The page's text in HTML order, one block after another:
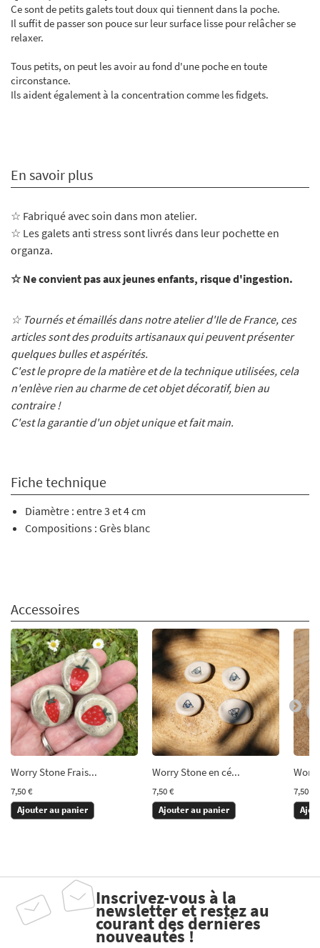
Ce sont de petits galets tout doux qui tiennent dans la poche.
Il suffit de passer son pouce sur leur surface lisse pour relâcher se
relaxer.
Tous petits, on peut les avoir au fond d'une poche en toute
circonstance.
Ils aident également à la concentration comme les fidgets.
En savoir plus
☆ Fabriqué avec soin dans mon atelier.
☆ Les galets anti stress sont livrés dans leur pochette en
organza.
☆ Ne convient pas aux jeunes enfants, risque d'ingestion.
☆ Tournés et émaillés dans notre atelier d'Ile de France, ces
articles sont des produits artisanaux qui peuvent présenter
quelques bulles et aspérités.
C'est le propre de la matière et de la technique utilisées, cela
n'enlève rien au charme de cet objet décoratif, bien au
contraire !
C'est la garantie d'un objet unique et fait main.
Fiche technique
Diamètre : entre 3 et 4 cm
Compositions : Grès blanc
Accessoires
Worry Stone Frais...
7,50 €
Ajouter au panier
Worry Stone en cé...
7,50 €
Ajouter au panier
7,50 €
Inscrivez-vous à la
newsletter et restez au
courant des dernières
nouveautés !